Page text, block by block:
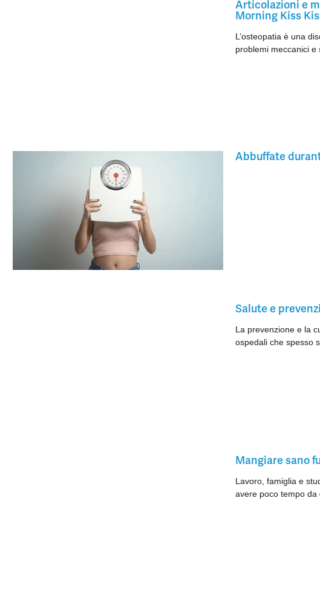
Articolazioni e
Morning Kiss
L’osteopatia è una
problemi meccanici e
Abbuffate
Salute e
La prevenzione e la
ospedali che spesso
Mangiare sano
Lavoro, famiglia e
avere poco tempo